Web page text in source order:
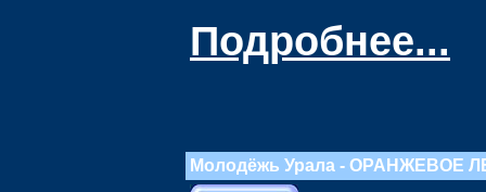
Подробнее...
Молодёжь Урала - ОРАНЖЕВОЕ